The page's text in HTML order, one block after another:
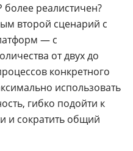
более реалистичен?
второй сценарий с
— с
от двух до
конкретного
использовать
гибко подойти к
и сократить общий